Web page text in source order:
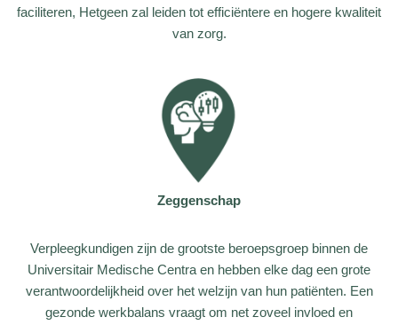
faciliteren, Hetgeen zal leiden tot efficiëntere en hogere kwaliteit
van zorg.
Zeggenschap
Verpleegkundigen zijn de grootste beroepsgroep binnen de
Universitair Medische Centra en hebben elke dag een grote
verantwoordelijkheid over het welzijn van hun patiënten. Een
gezonde werkbalans vraagt om net zoveel invloed en